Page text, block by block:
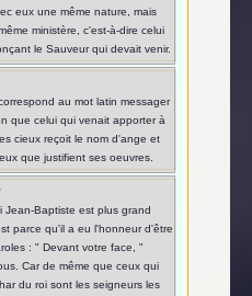
eux une même nature, mais
ministère, c'est-à-dire celui
le Sauveur qui devait venir.
au mot latin messager
que celui qui venait apporter à
cieux reçoit le nom d'ange et
que justifient ses oeuvres.
Jean-Baptiste est plus grand
parce qu'il a eu l'honneur d'être
: " Devant votre face, "
Car de même que ceux qui
du roi sont les seigneurs les